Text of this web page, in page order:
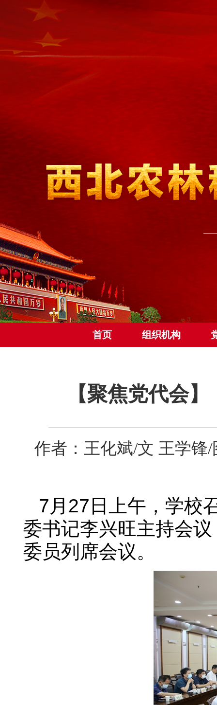
首页 组织机构
【聚焦党代会
作者：王化斌/文 王学
7月27日上午，学校
委书记李兴旺主持会
委员列席会议。